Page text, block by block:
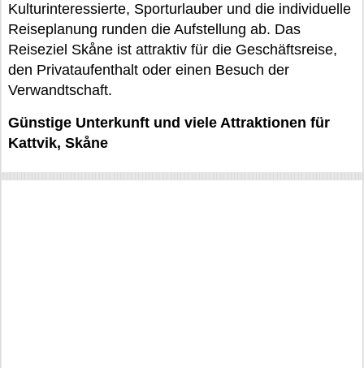
Kulturinteressierte, Sporturlauber und die individuelle
Reiseplanung runden die Aufstellung ab. Das
Reiseziel Skåne ist attraktiv für die Geschäftsreise,
den Privataufenthalt oder einen Besuch der
Verwandtschaft.
Günstige Unterkunft und viele Attraktionen für
Kattvik, Skåne